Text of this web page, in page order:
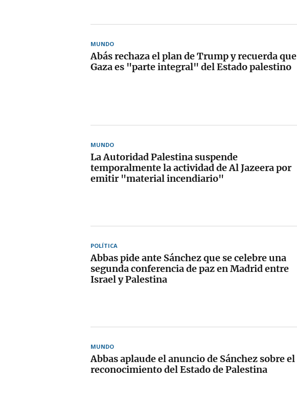
MUNDO
Abás rechaza el plan de Trump y recuerda que
Gaza es "parte integral" del Estado palestino
MUNDO
La Autoridad Palestina suspende
temporalmente la actividad de Al Jazeera por
emitir "material incendiario"
POLÍTICA
Abbas pide ante Sánchez que se celebre una
segunda conferencia de paz en Madrid entre
Israel y Palestina
MUNDO
Abbas aplaude el anuncio de Sánchez sobre el
reconocimiento del Estado de Palestina